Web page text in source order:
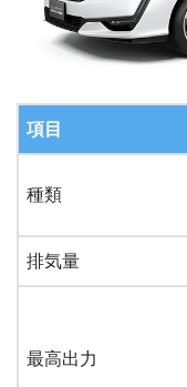
項目
種類
排気量
最高出力